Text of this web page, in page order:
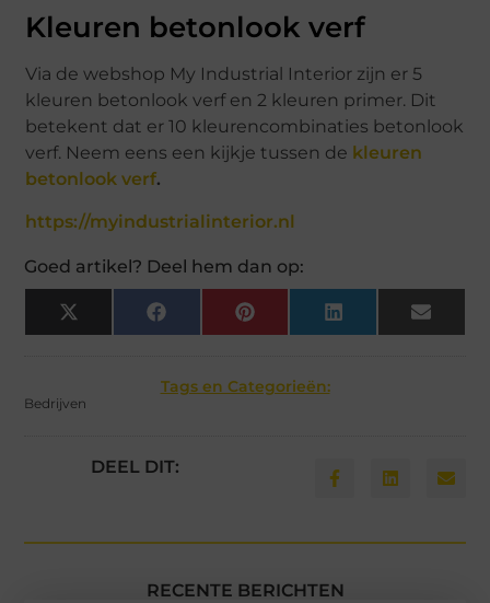
Kleuren betonlook verf
Via de webshop My Industrial Interior zijn er 5
kleuren betonlook verf en 2 kleuren primer. Dit
betekent dat er 10 kleurencombinaties betonlook
verf. Neem eens een kijkje tussen de kleuren
betonlook verf.
https://myindustrialinterior.nl
Goed artikel? Deel hem dan op:
X
(Twitter)
Facebook Pinterest LinkedIn Email
Tags en Categorieën:
Bedrijven
DEEL DIT:
RECENTE BERICHTEN